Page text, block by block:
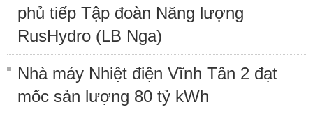
phủ tiếp Tập đoàn Năng lượng
RusHydro (LB Nga)
Nhà máy Nhiệt điện Vĩnh Tân 2 đạt
mốc sản lượng 80 tỷ kWh